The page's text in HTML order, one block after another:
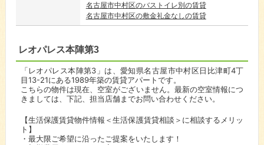
名古屋市中村区のバストイレ別の賃貸
名古屋市中村区の敷金礼金なしの賃貸
レオパレス本陣第3
「レオパレス本陣第3」は、愛知県名古屋市中村区日比津町4丁
目13-21にある1989年築の賃貸アパートです。
こちらの物件は現在、空室がございません。最新の空室情報につ
きましては、下記、担当店舗までお問い合わせください。
【生活保護賃貸物件情報＜生活保護賃貸相談＞に相談するメリッ
ト】
・最大限ご希望に沿ったご提案をいたします！